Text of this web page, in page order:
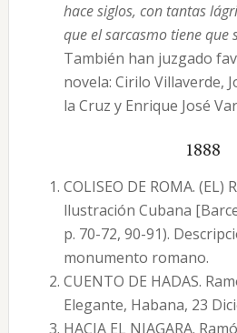
hace siglos, con tantas
que el sarcasmo tiene que
También han juzgado
novela: Cirilo Villaverde,
la Cruz y Enrique José
1888
COLISEO DE ROMA. (EL)
llustración Cubana
p. 70-72, 90-91).
monumento romano.
CUENTO DE HADAS.
Elegante, Habana, 23
HACIA EL NIAGARA.